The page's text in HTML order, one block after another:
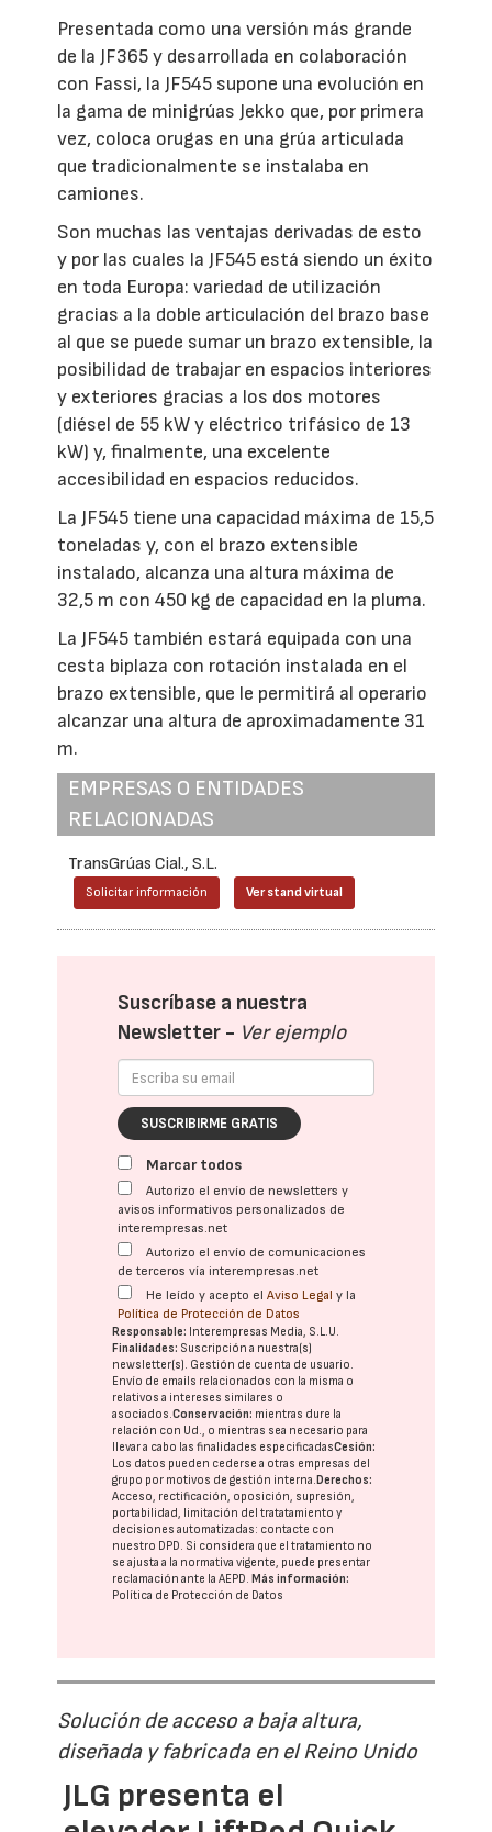
Presentada como una versión más grande
de la JF365 y desarrollada en colaboración
con Fassi, la JF545 supone una evolución en
la gama de minigrúas Jekko que, por primera
vez, coloca orugas en una grúa articulada
que tradicionalmente se instalaba en
camiones.
Son muchas las ventajas derivadas de esto
y por las cuales la JF545 está siendo un éxito
en toda Europa: variedad de utilización
gracias a la doble articulación del brazo base
al que se puede sumar un brazo extensible, la
posibilidad de trabajar en espacios interiores
y exteriores gracias a los dos motores
(diésel de 55 kW y eléctrico trifásico de 13
kW) y, finalmente, una excelente
accesibilidad en espacios reducidos.
La JF545 tiene una capacidad máxima de 15,5
toneladas y, con el brazo extensible
instalado, alcanza una altura máxima de
32,5 m con 450 kg de capacidad en la pluma.
La JF545 también estará equipada con una
cesta biplaza con rotación instalada en el
brazo extensible, que le permitirá al operario
alcanzar una altura de aproximadamente 31
m.
EMPRESAS O ENTIDADES
RELACIONADAS
TransGrúas Cial., S.L.
Solicitar información Ver stand virtual
Suscríbase a nuestra
Newsletter - Ver ejemplo
SUSCRIBIRME GRATIS
Marcar todos
Autorizo el envío de newsletters y
avisos informativos personalizados de
interempresas.net
Autorizo el envío de comunicaciones
de terceros vía interempresas.net
He leído y acepto elAviso Legal y la
Política de Protección de Datos
Responsable: Interempresas Media, S.L.U.
Finalidades: Suscripción a nuestra(s)
newsletter(s). Gestión de cuenta de usuario.
Envío de emails relacionados con la misma o
relativos a intereses similares o
asociados.Conservación: mientras dure la
relación con Ud., o mientras sea necesario para
llevar a cabo las finalidades especificadasCesión:
Los datos pueden cederse a otras empresas del
grupo por motivos de gestión interna. Derechos:
Acceso, rectificación, oposición, supresión,
portabilidad, limitación del tratatamiento y
decisiones automatizadas: contacte con
nuestro DPD. Si considera que el tratamiento no
se ajusta a la normativa vigente, puede presentar
reclamación ante laAEPD. Más información:
Política de Protección de Datos
Solución de acceso a baja altura,
diseñada y fabricada en el Reino Unido
JLG presenta el